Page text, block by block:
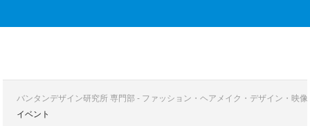
バンタンデザイン研究所 専門部 - ファッション・ヘアメイク・デザイン・映
イベント